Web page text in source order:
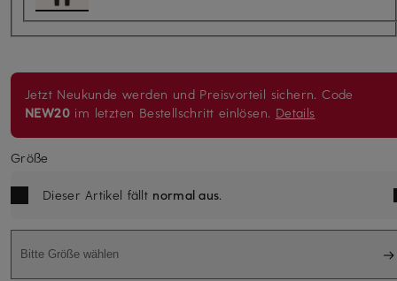
Jetzt Neukunde werden und Preisvorteil sichern. Code
NEW20 im letzten Bestellschritt einlösen. Details
Größe
Dieser Artikel fällt normal aus.
Bitte Größe wählen